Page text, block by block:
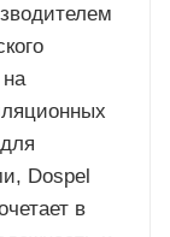
Dospel
в